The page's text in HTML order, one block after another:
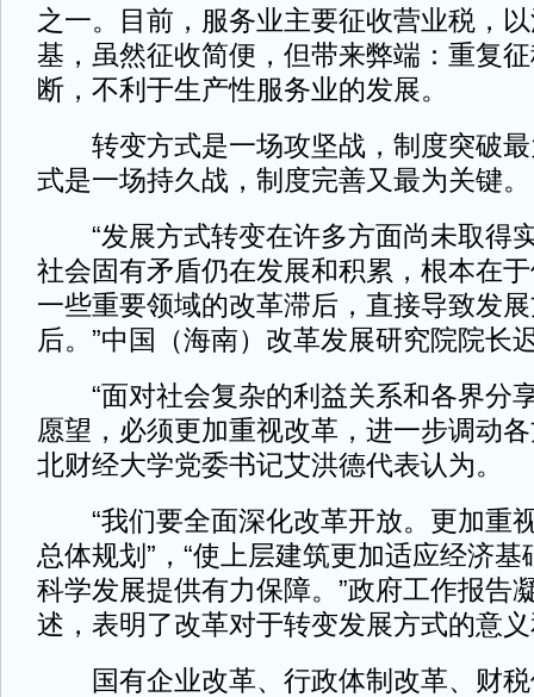
之一。目前，服务业主要征收营业税，
基，虽然征收简便，但带来弊端：重复
断，不利于生产性服务业的发展。
转变方式是一场攻坚战，制度突破最
式是一场持久战，制度完善又最为关键。
“发展方式转变在许多方面尚未取得
社会固有矛盾仍在发展和积累，根本在
一些重要领域的改革滞后，直接导致发
后。”中国（海南）改革发展研究院院长
“面对社会复杂的利益关系和各界分
愿望，必须更加重视改革，进一步调动
北财经大学党委书记艾洪德代表认为。
“我们要全面深化改革开放。更加重
总体规划”，“使上层建筑更加适应经济
科学发展提供有力保障。”政府工作报告
述，表明了改革对于转变发展方式的意
国有企业改革、行政体制改革、财税